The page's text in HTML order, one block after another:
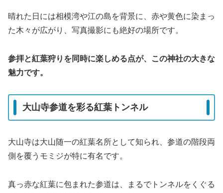
晴れた日には相模湾や江の島を背景に、赤や黄色に染まっ
た木々が広がり、写真撮影にも絶好の場所です。
参拝と紅葉狩りを同時に楽しめる点が、この神社の大きな
魅力です。
大山寺参道を彩る紅葉トンネル
大山寺は大山随一の紅葉名所として知られ、参道の階段両
側を覆うモミジが特に有名です。
真っ赤な紅葉に包まれた参道は、まるでトンネルをくぐる